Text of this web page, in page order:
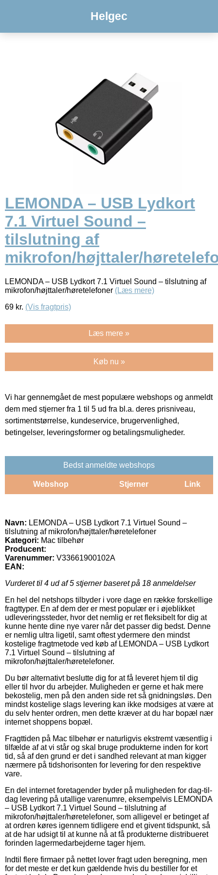
Helgec
LEMONDA – USB Lydkort
7.1 Virtuel Sound –
tilslutning af
mikrofon/højttaler/
LEMONDA – USB Lydkort 7.1 Virtuel Sound – tilslutning af
mikrofon/højttaler/høretelefoner (Læs mere)
69 kr. (Vis fragtpris)
Læs mere »
Køb nu »
Vi har gennemgået de mest populære webshops og anmeldt
dem med stjerner fra 1 til 5 ud fra bl.a. deres prisniveau,
sortimentstørrelse, kundeservice, brugervenlighed,
betingelser, leveringsformer og betalingsmuligheder.
Bedst anmeldte webshops
Webshop Stjerner Link
Navn: LEMONDA – USB Lydkort 7.1 Virtuel Sound –
tilslutning af mikrofon/højttaler/høretelefoner
Kategori: Mac tilbehør
Producent:
Varenummer: V33661900102A
EAN:
Vurderet til 4 ud af 5 stjerner baseret på 18 anmeldelser
En hel del netshops tilbyder i vore dage en række forskellige
fragttyper. En af dem der er mest populær er i øjeblikket
udleveringssteder, hvor det nemlig er ret fleksibelt for dig at
kunne hente dine nye varer når det passer dig bedst. Denne
er nemlig ultra ligetil, samt oftest ydermere den mindst
kostelige fragtmetode ved køb af LEMONDA – USB Lydkort
7.1 Virtuel Sound – tilslutning af
mikrofon/højttaler/høretelefoner.
Du bør alternativt beslutte dig for at få leveret hjem til dig
eller til hvor du arbejder. Muligheden er gerne et hak mere
bekostelig, men på den anden side ret så gnidningsløs. Den
mindst kostelige slags levering kan ikke modsiges at være at
du selv henter ordren, men dette kræver at du har bopæl nær
internet shoppens bopæl.
Fragttiden på Mac tilbehør er naturligvis ekstremt væsentlig i
tilfælde af at vi står og skal bruge produkterne inden for kort
tid, så af den grund er det i sandhed relevant at man kigger
nærmere på tidshorisonten for levering for den respektive
vare.
En del internet foretagender byder på muligheden for dag-til-
dag levering på utallige varenumre, eksempelvis LEMONDA
– USB Lydkort 7.1 Virtuel Sound – tilslutning af
mikrofon/højttaler/høretelefoner, som alligevel er betinget af
at ordren køres igennem tidligere end et givent tidspunkt, så
at de har udsigt til at kunne nå at få produkterne distribueret
forinden lagermedarbejderne tager hjem.
Indtil flere firmaer på nettet lover fragt uden beregning, men
for det meste er det kun gældende hvis du bestiller for et